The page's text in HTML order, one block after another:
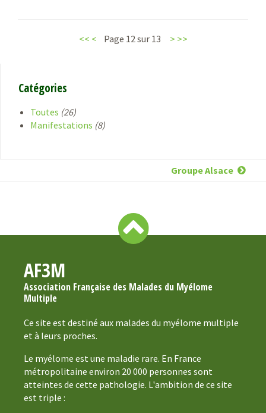
<< < Page 12 sur 13 > >>
Catégories
Toutes (26)
Manifestations (8)
Groupe Alsace
AF3M
Association Française des Malades du Myélome
Multiple
Ce site est destiné aux malades du myélome multiple
et à leurs proches.
Le myélome est une maladie rare. En France
métropolitaine environ 20 000 personnes sont
atteintes de cette pathologie. L'ambition de ce site
est triple :